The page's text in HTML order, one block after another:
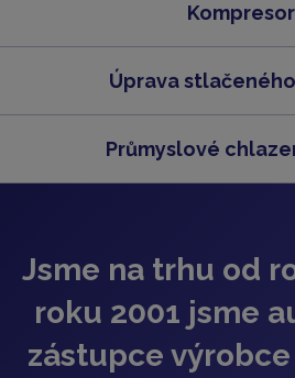
Úprava
Průmyslové
Jsme na trhu od
roku 2001 jsme
zástupce